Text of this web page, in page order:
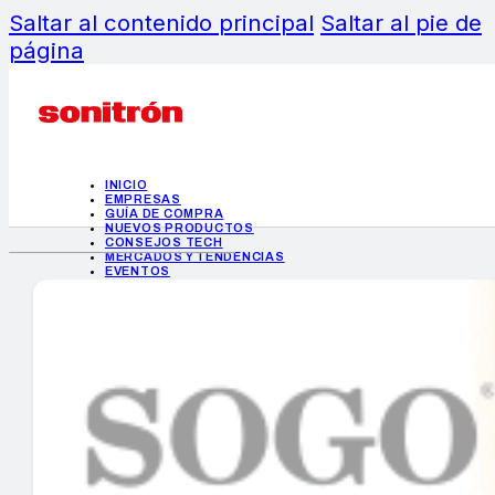
Saltar al contenido principal Saltar al pie de
página
INICIO
EMPRESAS
GUÍA DE COMPRA
NUEVOS PRODUCTOS
CONSEJOS TECH
MERCADOS Y TENDENCIAS
EVENTOS
INICIO
EMPRESAS